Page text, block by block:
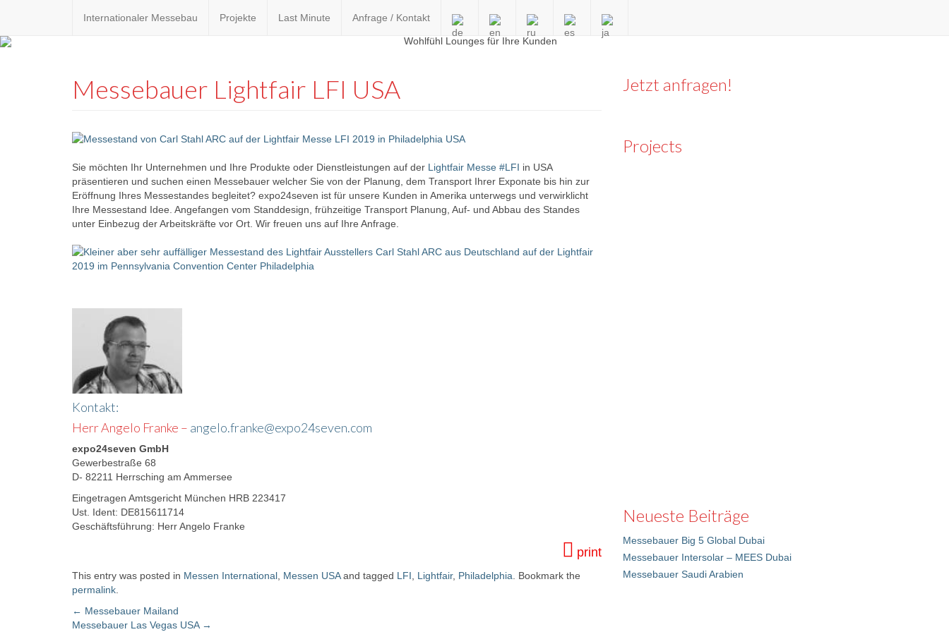
Internationaler Messebau Projekte Last Minute Anfrage / Kontakt
expo24seven
eventware
Messebauer Lightfair LFI USA
Sie möchten Ihr Unternehmen und Ihre Produkte oder Dienstleistungen auf der Lightfair Messe #LFI in USA
präsentieren und suchen einen Messebauer welcher Sie von der Planung, dem Transport Ihrer Exponate bis hin zur
Eröffnung Ihres Messestandes begleitet? expo24seven ist für unsere Kunden in Amerika unterwegs und verwirklicht
Ihre Messestand Idee. Angefangen vom Standdesign, frühzeitige Transport Planung, Auf- und Abbau des Standes
unter Einbezug der Arbeitskräfte vor Ort. Wir freuen uns auf Ihre Anfrage.
Kontakt:
Herr Angelo Franke – angelo.franke@expo24seven.com
expo24seven GmbH
Gewerbestraße 68
D- 82211 Herrsching am Ammersee
Eingetragen Amtsgericht München HRB 223417
Ust. Ident: DE815611714
Geschäftsführung: Herr Angelo Franke
print
This entry was posted in Messen International, Messen USAand tagged LFI, Lightfair, Philadelphia. Bookmark the
permalink.
← Messebauer Mailand
Messebauer Las Vegas USA →
Jetzt anfragen!
Projects
Neueste Beiträge
Messebauer Big 5 Global Dubai
Messebauer Intersolar – MEES Dubai
Messebauer Saudi Arabien